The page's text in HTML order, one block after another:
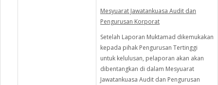
Mesyuarat Jawatankuasa Audit dan
Pengurusan Korporat
Setelah Laporan Muktamad dikemukakan
kepada pihak Pengurusan Tertinggi
untuk kelulusan, pelaporan akan akan
dibentangkan di dalam Mesyuarat
Jawatankuasa Audit dan Pengurusan